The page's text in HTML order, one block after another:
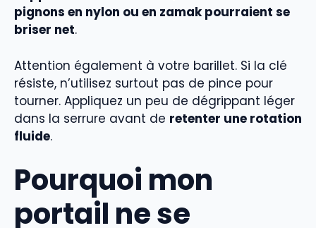
pignons en nylon ou en zamak pourraient se
briser net.
Attention également à votre barillet. Si la clé
résiste, n’utilisez surtout pas de pince pour
tourner. Appliquez un peu de dégrippant léger
dans la serrure avant de retenter une rotation
fluide.
Pourquoi mon
portail ne se